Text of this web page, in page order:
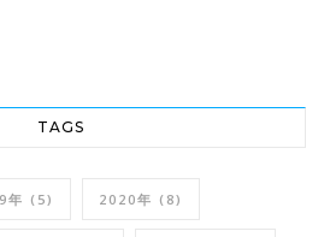
TAGS
年 (5) 2020年 (8)